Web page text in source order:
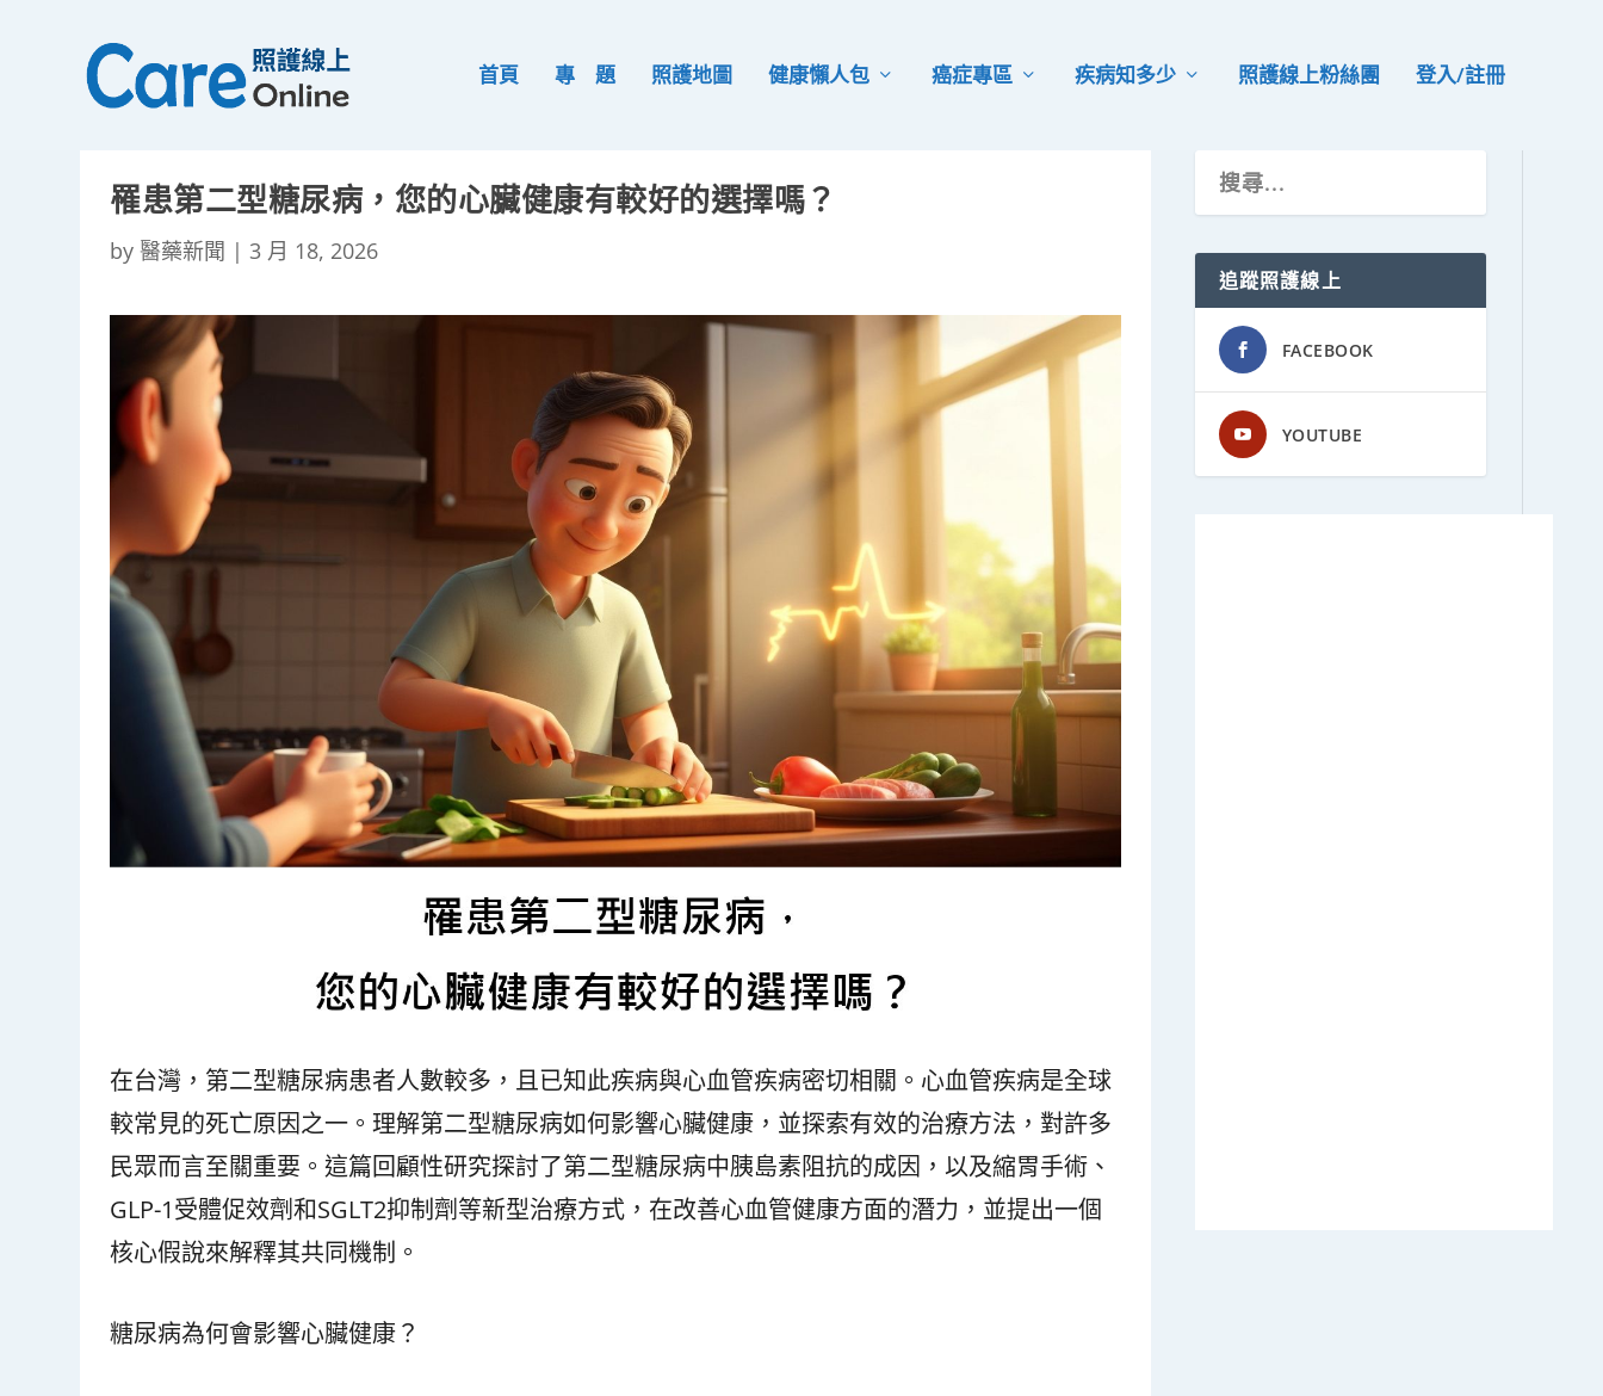
首頁 專 題 照護地圖 健康懶人包 癌症專區 疾病知多少 照護線上粉絲團 登入/註冊
罹患第二型糖尿病，您的心臟健康有較好的選擇嗎？
by 醫藥新聞 |3 月 18, 2026
在台灣，第二型糖尿病患者人數較多，且已知此疾病與心血管疾病密切相關。心血管疾病是全球
較常見的死亡原因之一。理解第二型糖尿病如何影響心臟健康，並探索有效的治療方法，對許多
民眾而言至關重要。這篇回顧性研究探討了第二型糖尿病中胰島素阻抗的成因，以及縮胃手術、
GLP-1受體促效劑和SGLT2抑制劑等新型治療方式，在改善心血管健康方面的潛力，並提出一個
核心假說來解釋其共同機制。
糖尿病為何會影響心臟健康？
追蹤照護線上
FACEBOOK
YOUTUBE